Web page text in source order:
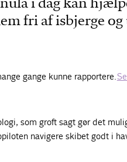
fri af isbjerge
gange kunne rapportere.
som groft sagt gør det
navigere skibet godt i